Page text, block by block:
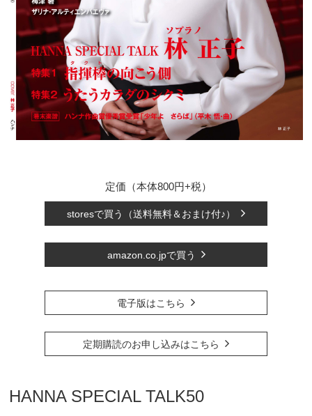
定価（本体800円+税）
storesで買う（送料無料＆おまけ付♪）
amazon.co.jpで買う
電子版はこちら
定期購読のお申し込みはこちら
HANNA SPECIAL TALK50